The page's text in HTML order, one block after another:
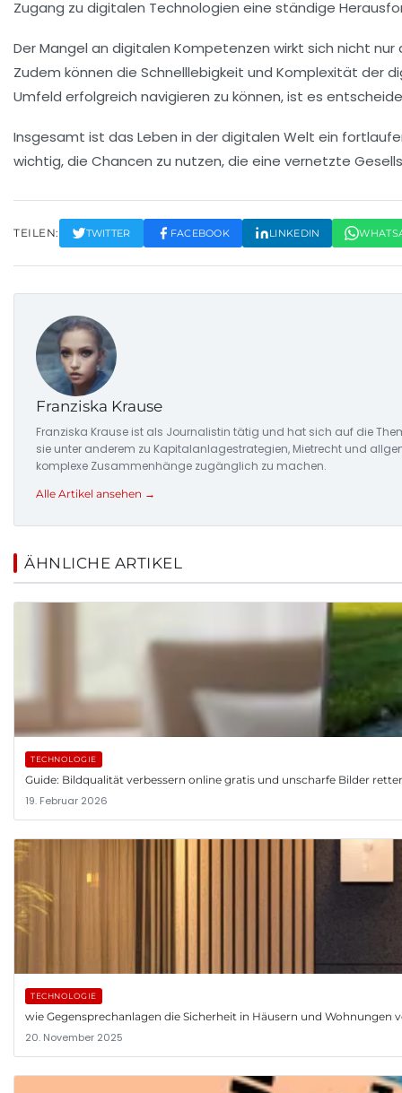
Zugang zu digitalen Technologien eine ständige
Der Mangel an digitalen Kompetenzen wirkt sich nicht
Zudem können die Schnelllebigkeit und Komplexität der
Umfeld erfolgreich navigieren zu können, ist es
Insgesamt ist das Leben in der digitalen Welt ein
wichtig, die Chancen zu nutzen, die eine vernetzte
TEILEN: TWITTER FACEBOOK LINKEDIN
Franziska Krause
Franziska Krause ist als Journalistin tätig und hat sich auf die
sie unter anderem zu Kapitalanlagestrategien, Mietrecht und
komplexe Zusammenhänge zugänglich zu machen.
Alle Artikel ansehen →
ÄHNLICHE ARTIKEL
TECHNOLOGIE
Guide: Bildqualität verbessern online gratis und unscharfe Bilder
19. Februar 2026
TECHNOLOGIE
wie Gegensprechanlagen die Sicherheit in Häusern und Wohnungen
20. November 2025